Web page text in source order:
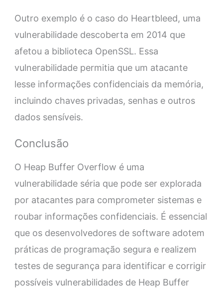
Outro exemplo é o caso do Heartbleed, uma
vulnerabilidade descoberta em 2014 que
afetou a biblioteca OpenSSL. Essa
vulnerabilidade permitia que um atacante
lesse informações confidenciais da memória,
incluindo chaves privadas, senhas e outros
dados sensíveis.
Conclusão
O Heap Buffer Overflow é uma
vulnerabilidade séria que pode ser explorada
por atacantes para comprometer sistemas e
roubar informações confidenciais. É essencial
que os desenvolvedores de software adotem
práticas de programação segura e realizem
testes de segurança para identificar e corrigir
possíveis vulnerabilidades de Heap Buffer